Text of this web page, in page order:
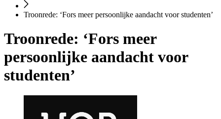
Troonrede: ‘Fors meer persoonlijke aandacht voor studenten’
Troonrede: ‘Fors meer
persoonlijke aandacht voor
studenten’